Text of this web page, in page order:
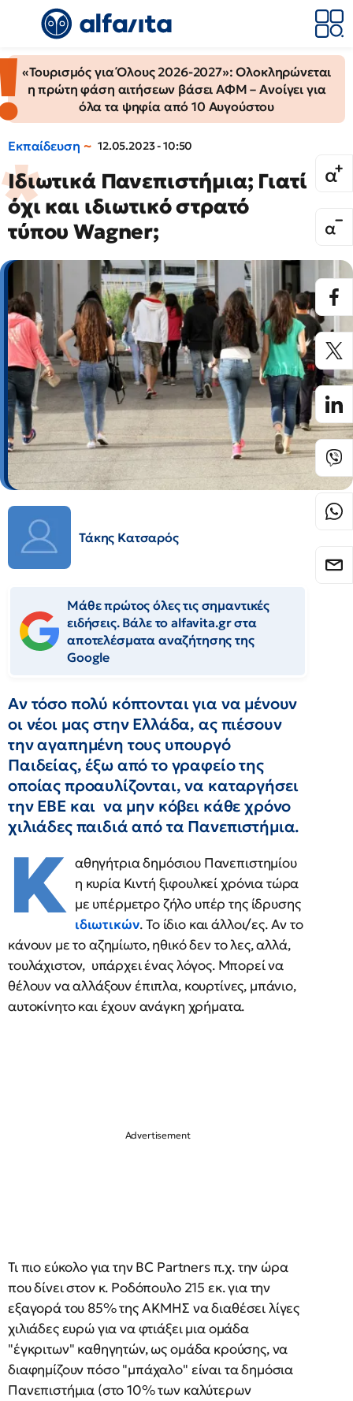
«Τουρισμός για Όλους 2026-2027»: Ολοκληρώνεται
η πρώτη φάση αιτήσεων βάσει ΑΦΜ – Ανοίγει για
όλα τα ψηφία από 10 Αυγούστου
Εκπαίδευση 12.05.2023 - 10:50
Ιδιωτικά Πανεπιστήμια; Γιατί
όχι και ιδιωτικό στρατό
τύπου Wagner;
Τάκης Κατσαρός
Μάθε πρώτος όλες τις σημαντικές
ειδήσεις. Βάλε το alfavita.gr στα
αποτελέσματα αναζήτησης της
Google
Αν τόσο πολύ κόπτονται για να μένουν
οι νέοι μας στην Ελλάδα, ας πιέσουν
την αγαπημένη τους υπουργό
Παιδείας, έξω από το γραφείο της
οποίας προαυλίζονται, να καταργήσει
την ΕΒΕ και να μην κόβει κάθε χρόνο
χιλιάδες παιδιά από τα Πανεπιστήμια.
Κ αθηγήτρια δημόσιου Πανεπιστημίου
η κυρία Κιντή ξιφουλκεί χρόνια τώρα
με υπέρμετρο ζήλο υπέρ της ίδρυσης
ιδιωτικών. Το ίδιο και άλλοι/ες. Αν το
κάνουν με το αζημίωτο, ηθικό δεν το λες, αλλά,
τουλάχιστον, υπάρχει ένας λόγος. Μπορεί να
θέλουν να αλλάξουν έπιπλα, κουρτίνες, μπάνιο,
αυτοκίνητο και έχουν ανάγκη χρήματα.
Τι πιο εύκολο για την ΒC Partners π.χ. την ώρα
που δίνει στον κ. Ροδόπουλο 215 εκ. για την
εξαγορά του 85% της ΑΚΜΗΣ να διαθέσει λίγες
χιλιάδες ευρώ για να φτιάξει μια ομάδα
"έγκριτων" καθηγητών, ως ομάδα κρούσης, να
διαφημίζουν πόσο "μπάχαλο" είναι τα δημόσια
Πανεπιστήμια (στο 10% των καλύτερων